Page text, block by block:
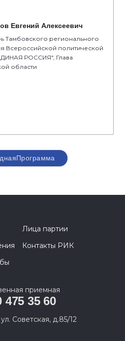
Евгений Алексеевич
Тамбовского регионального
Всероссийской политической
РОССИЯ", Глава
области
Лица партии
Контакты РИК
приемная
475 35 60
Советская, д.85/12